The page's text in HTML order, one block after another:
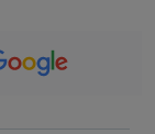
si trova il